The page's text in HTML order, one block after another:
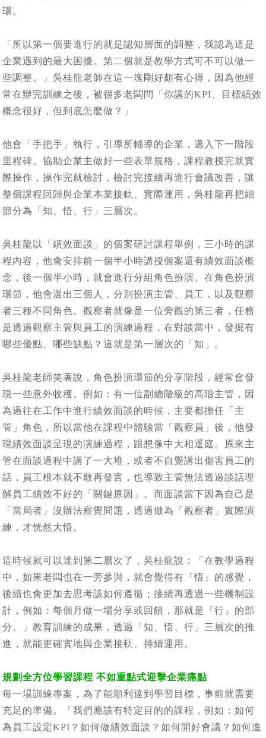
環。
「所以第一個要進行的就是認知層面的調整，我認為這是
企業遇到的最大困擾。第二個就是教學方式可不可以做一
些調整。」吳桂龍老師在這一塊剛好頗有心得，因為他經
常在辦完訓練之後，被很多老闆問「你講的KPI、目標績效
概念很好，但到底怎麼做？」
他會「手把手」執行，引導所輔導的企業，邁入下一階段
里程碑。協助企業主做好一些表單規格，課程教授完就實
際操作，操作完就檢討，檢討完接續再進行會議改善，讓
整個課程回歸與企業本業接軌、實際運用，吳桂龍再把細
節分為「知、悟、行」三層次。
吳桂龍以「績效面談」的個案研討課程舉例，三小時的課
程內容，他會安排前一個半小時講授個案還有績效面談概
念，後一個半小時，就會進行分組角色扮演。在角色扮演
環節，他會選出三個人，分別扮演主管、員工，以及觀察
者三種不同角色。觀察者就像是一位旁觀的第三者，任務
是透過觀察主管與員工的演練過程，在對談當中，發掘有
哪些優點、哪些缺點？這就是第一層次的「知」。
吳桂龍老師笑著說，角色扮演環節的分享階段，經常會發
現一些意外收穫。例如：有一位副總階級的高階主管，因
為過往在工作中進行績效面談的時候，主要都擔任「主
管」角色，所以當他在課程中體驗當「觀察員」後，他發
現績效面談呈現的演練過程，跟想像中大相逕庭。原來主
管在面談過程中講了一大堆，或者不自覺講出傷害員工的
話，員工根本就不敢再發言，也導致主管無法透過談話理
解員工績效不好的「關鍵原因」。而面談當下因為自己是
「當局者」沒辦法察覺問題，透過做為「觀察者」實際演
練，才恍然大悟。
這時候就可以達到第二層次了，吳桂龍說：「在教學過程
中，如果老闆也在一旁參與，就會覺得有『悟』的感覺，
後續也會更加去思考該如何遵循；接續再透過一些機制設
計，例如：每個月做一場分享或回饋，那就是『行』的部
分。」教育訓練的成果，透過「知、悟、行」三層次的推
進，就能更確實地與企業接軌、持續運用。
規劃全方位學習課程 不如重點式迎擊企業痛點
每一場訓練專案，為了能順利達到學習目標，事前就需要
充足的準備。「我們應該有特定目的的課程，例如：如何
為員工設定KPI？如何做績效面談？如何開好會議？如何進